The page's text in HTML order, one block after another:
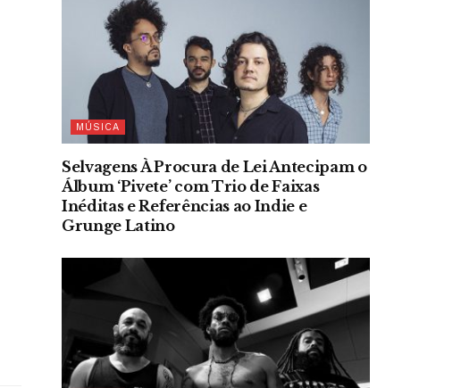
MÚSICA
Selvagens À Procura de Lei Antecipam o
Álbum ‘Pivete’ com Trio de Faixas
Inéditas e Referências ao Indie e
Grunge Latino